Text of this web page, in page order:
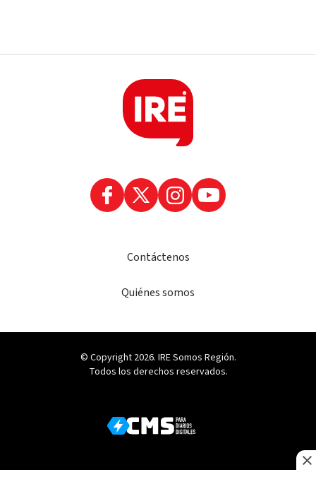
Contáctenos
Quiénes somos
© Copyright 2026. IRE Somos Región.
Todos los derechos reservados.